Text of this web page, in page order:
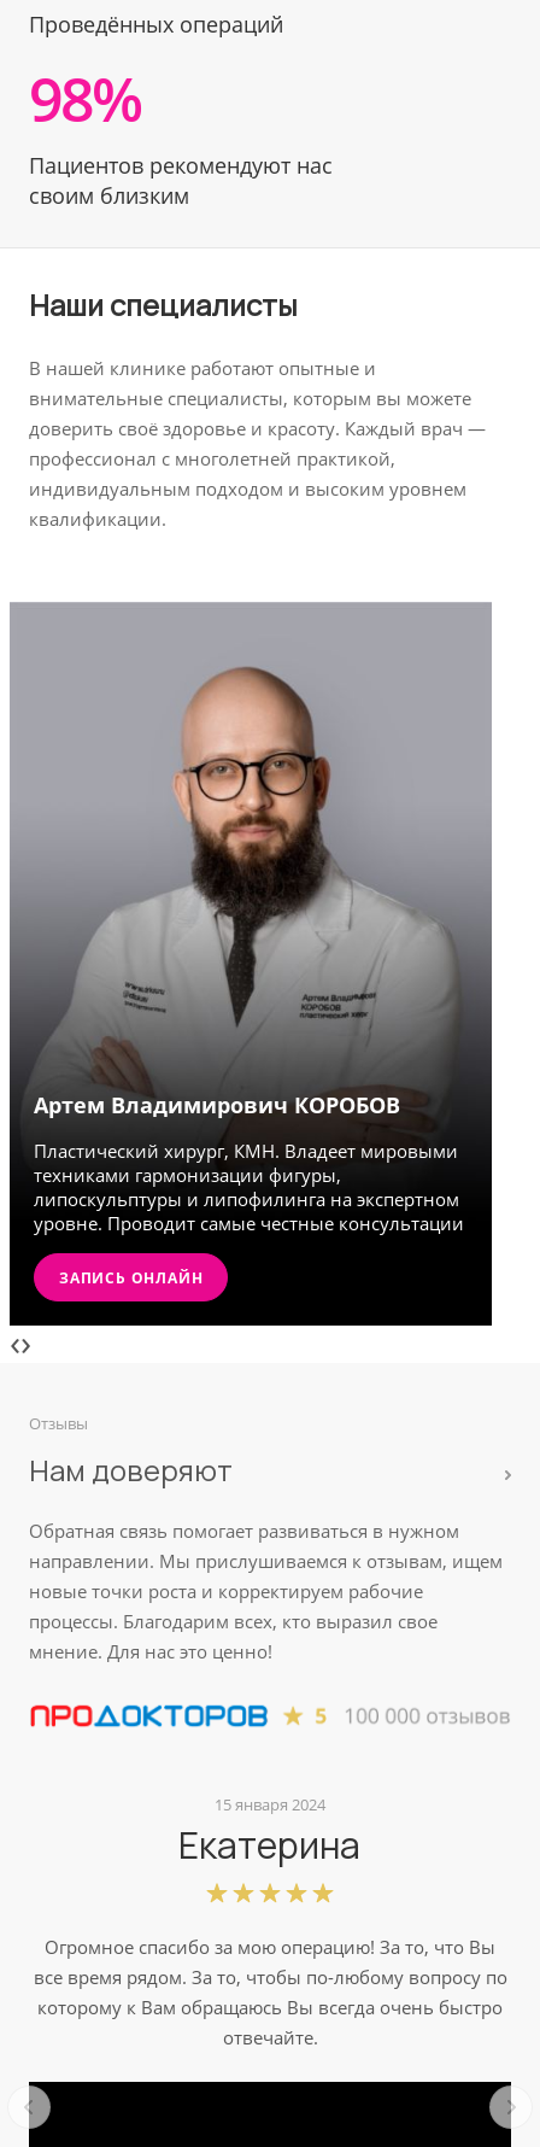
Отзывы
Нам доверяют
Обратная связь помогает развиваться в нужном
направлении. Мы прислушиваемся к отзывам, ищем
новые точки роста и корректируем рабочие
процессы. Благодарим всех, кто выразил свое
мнение. Для нас это ценно!
15 января 2024
Екатерина
Огромное спасибо за мою операцию! За то, что Вы
все время рядом. За то, чтобы по-любому вопросу по
которому к Вам обращаюсь Вы всегда очень быстро
отвечайте.
Проведённых операций
98%
Пациентов рекомендуют нас
своим близким
Наши специалисты
В нашей клинике работают опытные и
внимательные специалисты, которым вы можете
доверить своё здоровье и красоту. Каждый врач —
профессионал с многолетней практикой,
индивидуальным подходом и высоким уровнем
квалификации.
Артем Владимирович КОРОБОВ
Пластический хирург, КМН. Владеет мировыми
техниками гармонизации фигуры,
липоскульптуры и липофилинга на экспертном
уровне. Проводит самые честные консультации
ЗАПИСЬ ОНЛАЙН
‹›